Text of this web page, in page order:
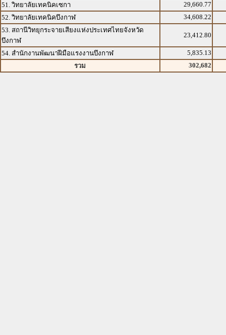
51. วิทยาลัยเทคนิคเซกา
29,660.77
52. วิทยาลัยเทคนิคบึงกาฬ
34,608.22
53. สถานีวิทยุกระจายเสียงแห่งประเทศไทยจังหวัด
บึงกาฬ
23,412.80
54. สำนักงานพัฒนาฝีมือแรงงานบึงกาฬ
5,835.13
รวม
302,682